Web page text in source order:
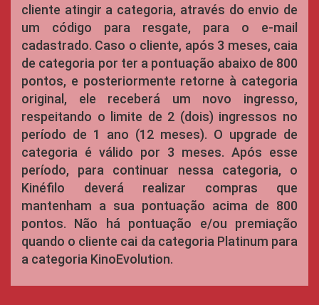
cliente atingir a categoria, através do envio de
um código para resgate, para o e-mail
cadastrado. Caso o cliente, após 3 meses, caia
de categoria por ter a pontuação abaixo de 800
pontos, e posteriormente retorne à categoria
original, ele receberá um novo ingresso,
respeitando o limite de 2 (dois) ingressos no
período de 1 ano (12 meses). O upgrade de
categoria é válido por 3 meses. Após esse
período, para continuar nessa categoria, o
Kinéfilo deverá realizar compras que
mantenham a sua pontuação acima de 800
pontos. Não há pontuação e/ou premiação
quando o cliente cai da categoria Platinum para
a categoria KinoEvolution.